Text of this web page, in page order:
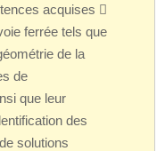
acquises 
ferrée tels que
de la
de
que leur
des
solutions